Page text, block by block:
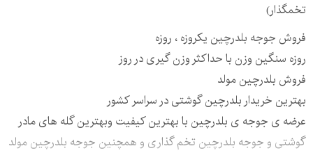
تخمگذار)
فروش جوجه بلدرچین یکروزه ، روزه
روزه سنگین وزن با حداکثر وزن گیری در روز
فروش بلدرچین مولد
بهترین خریدار بلدرچین گوشتی در سراسر کشور
عرضه ی جوجه ی بلدرچین با بهترین کیفیت وبهترین گله های مادر
گوشتی و جوجه بلدرچین تخم گذاری و همچنین جوجه بلدرچین مولد